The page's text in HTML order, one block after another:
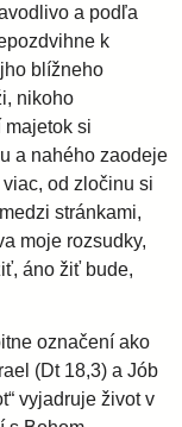
a podľa
k
blížneho
nikoho
majetok si
a nahého zaodeje
od zločinu si
stránkami,
moje rozsudky,
áno žiť bude,
označení ako
(Dt 18,3) a Jób
vyjadruje život v